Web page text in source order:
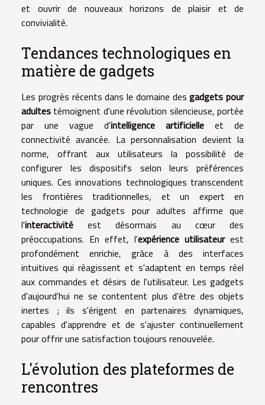
et ouvrir de nouveaux horizons de plaisir et de
convivialité.
Tendances technologiques en
matière de gadgets
Les progrès récents dans le domaine desgadgets pour
adultes témoignent d'une révolution silencieuse, portée
par une vague d'intelligence artificielle et de
connectivité avancée. La personnalisation devient la
norme, offrant aux utilisateurs la possibilité de
configurer les dispositifs selon leurs préférences
uniques. Ces innovations technologiques transcendent
les frontières traditionnelles, et un expert en
technologie de gadgets pour adultes affirme que
l'interactivité est désormais au cœur des
préoccupations. En effet, l'expérience utilisateurest
profondément enrichie, grâce à des interfaces
intuitives qui réagissent et s'adaptent en temps réel
aux commandes et désirs de l'utilisateur. Les gadgets
d'aujourd'hui ne se contentent plus d'être des objets
inertes ; ils s'érigent en partenaires dynamiques,
capables d'apprendre et de s'ajuster continuellement
pour offrir une satisfaction toujours renouvelée.
L'évolution des plateformes de
rencontres